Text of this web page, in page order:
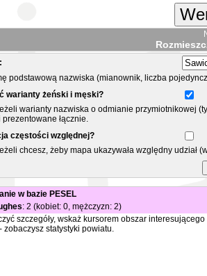
podstawową nazwiska (mianownik, liczba
warianty żeński i męski?
warianty nazwiska o odmianie przymiotnikowej
łącznie.
częstości względnej?
chcesz, żeby mapa ukazywała względny
w bazie PESEL
: 2 (kobiet: 0, mężczyzn: 2)
szczegóły, wskaż kursorem obszar
zobaczysz statystyki powiatu.